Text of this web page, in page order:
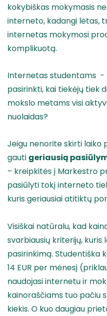
kokybiškas mokymasis
interneto, kadangi lėtas,
internetas mokymosi
komplikuotą.
Internetas studentams -
pasirinkti, kai tiekėjų tiek
mokslo metams visi
nuolaidas?
Jeigu nenorite skirti
gauti geriausią
– kreipkitės į Markestro
pasiūlyti tokį interneto
kuris geriausiai atitiktų
Visiškai natūralu, kad
svarbiausių kriterijų,
pasirinkimą. Studentiška
14 EUR per mėnesį
naudojasi internetu ir
kainoraščiams tuo pačiu
kiekis. O kuo daugiau